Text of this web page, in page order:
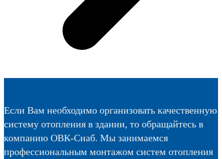
Если Вам необходимо организовать качественную
систему отопления в здании, то обращайтесь в
компанию ОВК-Снаб. Мы занимаемся
профессиональным монтажом систем отопления